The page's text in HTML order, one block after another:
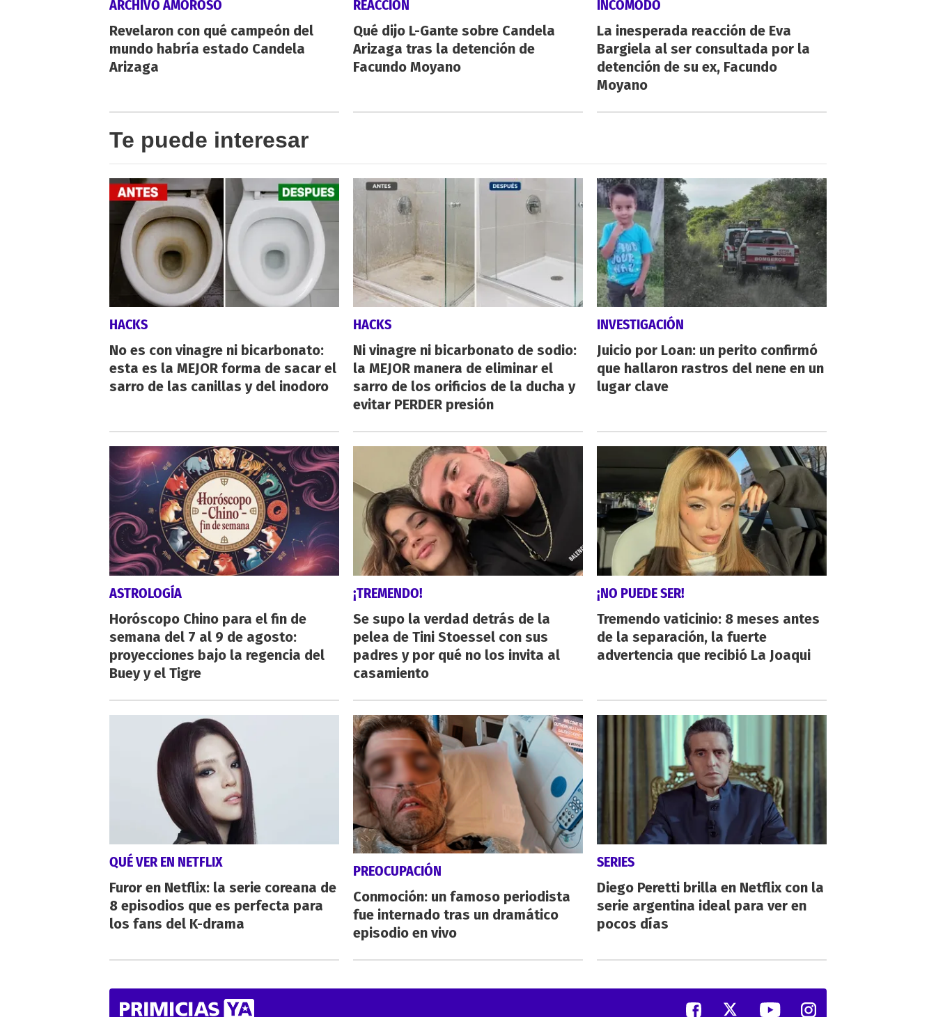
ARCHIVO AMOROSO
Revelaron con qué campeón del
mundo habría estado Candela
Arizaga
REACCIÓN
Qué dijo L-Gante sobre Candela
Arizaga tras la detención de
Facundo Moyano
INCÓMODO
La inesperada reacción de Eva
Bargiela al ser consultada por la
detención de su ex, Facundo
Moyano
Te puede interesar
HACKS
No es con vinagre ni bicarbonato:
esta es la MEJOR forma de sacar el
sarro de las canillas y del inodoro
HACKS
Ni vinagre ni bicarbonato de sodio:
la MEJOR manera de eliminar el
sarro de los orificios de la ducha y
evitar PERDER presión
INVESTIGACIÓN
Juicio por Loan: un perito confirmó
que hallaron rastros del nene en un
lugar clave
ASTROLOGÍA
Horóscopo Chino para el fin de
semana del 7 al 9 de agosto:
proyecciones bajo la regencia del
Buey y el Tigre
¡TREMENDO!
Se supo la verdad detrás de la
pelea de Tini Stoessel con sus
padres y por qué no los invita al
casamiento
¡NO PUEDE SER!
Tremendo vaticinio: 8 meses antes
de la separación, la fuerte
advertencia que recibió La Joaqui
QUÉ VER EN NETFLIX
Furor en Netflix: la serie coreana de
8 episodios que es perfecta para
los fans del K-drama
PREOCUPACIÓN
Conmoción: un famoso periodista
fue internado tras un dramático
episodio en vivo
SERIES
Diego Peretti brilla en Netflix con la
serie argentina ideal para ver en
pocos días